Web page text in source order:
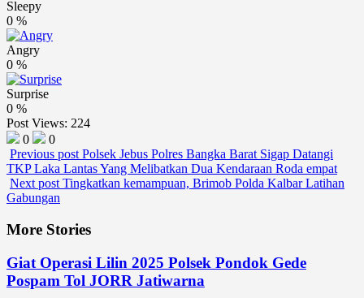
Sleepy
0 %
Angry
0 %
Surprise
0 %
Post Views: 224
0
0
Previous post Polsek Jebus Polres Bangka Barat Sigap Datangi
TKP Laka Lantas Yang Melibatkan Dua Kendaraan Roda empat
Next post Tingkatkan kemampuan, Brimob Polda Kalbar Latihan
Gabungan
More Stories
Giat Operasi Lilin 2025 Polsek Pondok Gede
Pospam Tol JORR Jatiwarna